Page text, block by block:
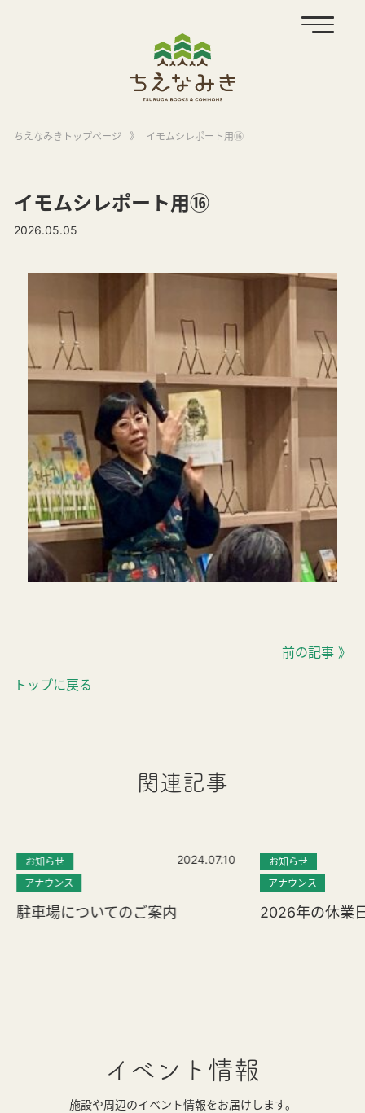
ちえなみきトップページ 》 イモムシレポート用⑯
イモムシレポート用⑯
2026.05.05
トップに戻る
前の記事 》
関連記事
お知らせ
アナウンス
2024.07.10
駐車場についてのご案内
お知らせ
アナウンス
2026年の休業
イベント情報
施設や周辺のイベント情報をお届けします。